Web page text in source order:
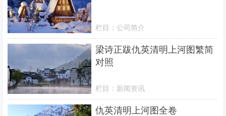
栏目：公司简介
梁诗正跋仇英清明上河图繁简
对照
栏目： 新闻资讯
仇英清明上河图全卷